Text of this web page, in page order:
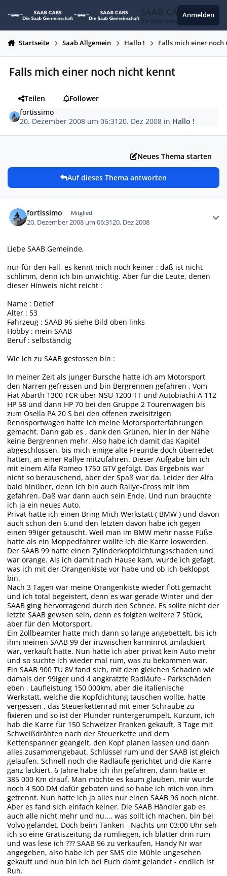
SAAB CARS
Die Saab Gemeinschaft
Anmelden
Startseite Saab Allgemein Hallo ! Falls mich einer noch
Falls mich einer noch nicht kennt
Teilen
Follower
fortissimo
20. Dezember 2008 um 06:31 20. Dez 2008 in Hallo !
Neues Thema starten
Auf dieses Thema antworten
fortissimo Mitglied
20. Dezember 2008 um 06:3120. Dez 2008
Liebe SAAB Gemeinde,
nur für den Fall, es kennt mich noch keiner : daß ist nicht
schlimm, denn ich bin unwichtig. Aber für die Leute, denen
dieser Hinweis nicht reicht :
Name : Detlef
Alter : 53
Fahrzeug : SAAB 96 siehe Bild oben links
Hobby : mein SAAB
Beruf : selbständig
Wie ich zu SAAB gestossen bin :
In meiner Zeit als junger Bursche hatte ich am Motorsport
den Narren gefressen und bin Bergrennen gefahren . Vom
Fiat Abarth 1300 TCR über NSU 1200 TT und Autobiachi A 112
HP 58 und dann HP 70 bei den Gruppe 2 Tourenwagen bis
zum Osella PA 20 S bei den offenen zweisitzigen
Rennsportwagen hatte ich meine Motorsporterfahrungen
gemacht. Dann gab es , dank den Grünen, hier in der Nähe
keine Bergrennen mehr. Also habe ich damit das Kapitel
abgeschlossen, bis mich einige alte Freunde doch überredet
hatten, an einer Rallye mitzufahren. Dieser Aufgabe bin ich
mit einem Alfa Romeo 1750 GTV gefolgt. Das Ergebnis war
nicht so berauschend, aber der Spaß war da. Leider der Alfa
bald hinüber, denn ich bin auch Rallye-Cross mit ihm
gefahren. Daß war dann auch sein Ende. Und nun brauchte
ich ja ein neues Auto.
Privat hatte ich einen Bring Mich Werkstatt ( BMW ) und davon
auch schon den 6.und den letzten davon habe ich gegen
einen 99iger getauscht. Weil man im BMW mehr nasse Füße
hatte als ein Moppedfahrer wollte ich die Karre loswerden.
Der SAAB 99 hatte einen Zylinderkopfdichtungsschaden und
war orange. Als ich damit nach Hause kam, wurde ich gefagt,
was ich mit der Orangenkiste vor habe und ob ich bekloppt
bin.
Nach 3 Tagen war meine Orangenkiste wieder flott gemacht
und ich total begeistert, denn es war gerade Winter und der
SAAB ging hervorragend durch den Schnee. Es sollte nicht der
letzte SAAB gewsen sein, denn es folgten weitere 7 Stück,
aber für den Motorsport.
Ein Zollbeamter hatte mich dann so lange angebettelt, bis ich
ihm meinen SAAB 99 der inzwischen karminrot umlackiert
war, verkauft hatte. Nun hatte ich aber privat kein Auto mehr
und so suchte ich wieder mal rum, was zu bekommen war.
Ein SAAB 900 TU 8V fand sich, mit dem gleichen Schaden wie
damals der 99iger und 4 angkratzte Radläufe - Parkschäden
eben . Laufleistung 150 000km, aber die italienische
Werkstatt, welche die Kopfdichtung tauschen wollte, hatte
vergessen , das Steuerkettenrad mit einer Schraube zu
fixieren und so ist der Plunder runtergerumpelt. Kurzum, ich
hab die Karre für 150 Schweizer Franken gekauft, 3 Tage mit
Schweißdrähten nach der Steuerkette und dem
Kettenspanner geangelt, den Kopf planen lassen und dann
alles zusammengebaut. Schlüssel rum und der SAAB ist gleich
gelaufen. Schnell noch die Radläufe gerichtet und die Karre
ganz lackiert. 6 Jahre habe ich ihn gefahren, dann hatte er
385 000 Km drauf. Man möchte es kaum glauben, mir wurde
noch 4 500 DM dafür geboten und so habe ich mich von ihm
getrennt. Nun hatte ich ja alles nur einen SAAB 96 noch nicht.
Aber es fand sich einfach keiner. Die SAAB Händler gab es
auch alle nicht mehr und nu..., was sollt ich machen, bin bei
Volvo gelandet. Doch beim Tanken - Nachts um 03:00 Uhr seh
ich so eine Gratiszeitung da rumliegen, ich blätter drin rum
und was lese ich ??? SAAB 96 zu verkaufen, Handy Nr war
angegeben, also habe ich per SMS die Mühle ungesehen
gekauft und nun bin ich bei Euch damt gelandet - endlich ist
Ruh.